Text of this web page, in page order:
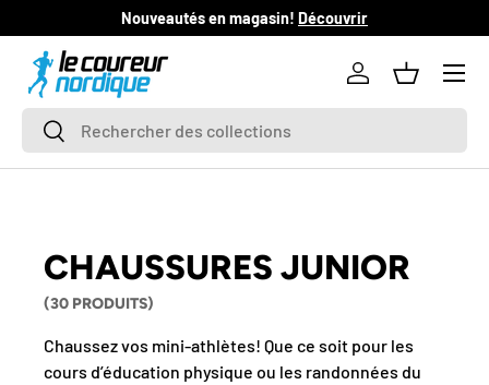
ALLER AU CONTENU
Nouveautés en magasin! Découvrir
Recherche
Rechercher
Se connecter
Panier
CHAUSSURES JUNIOR
(30 PRODUITS)
Chaussez vos mini-athlètes! Que ce soit pour les
cours d’éducation physique ou les randonnées du